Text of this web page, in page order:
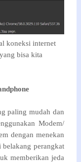
koneksi internet
bisa kita
paling mudah dan
Modem/
dengan menekan
perangkat
memberikan jeda